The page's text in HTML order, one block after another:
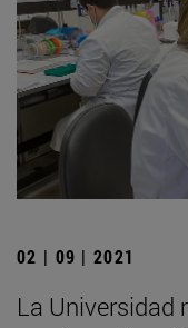
02 | 09 | 2021
La Universidad